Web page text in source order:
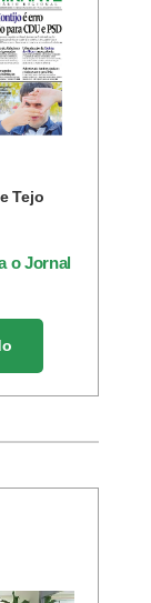
Tejo
o Jornal